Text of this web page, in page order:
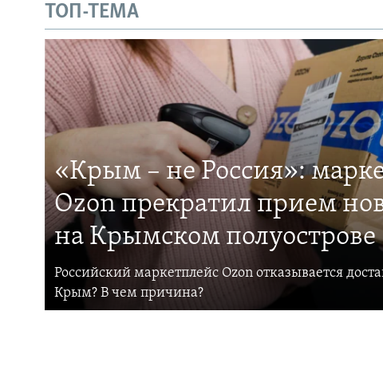
ТОП-ТЕМА
«Крым – не Россия»:
Ozon прекратил прием
на Крымском полуострове
Российский маркетплейс Ozon отказывается
Крым? В чем причина?